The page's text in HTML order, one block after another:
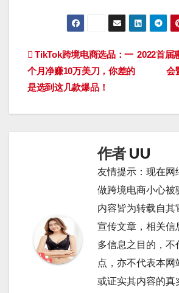
文
章
导
2022首届
会
TikTok跨境电商选品：一
个月净赚10万美刀，你差的
是选到这几款爆品！
作者 UU
友情提示：现在网
做跨境电商小心被
内容皆为转载自其
宣传文章，相关信
多信息之目的，不
点，亦不代表本网
或证实其内容的真